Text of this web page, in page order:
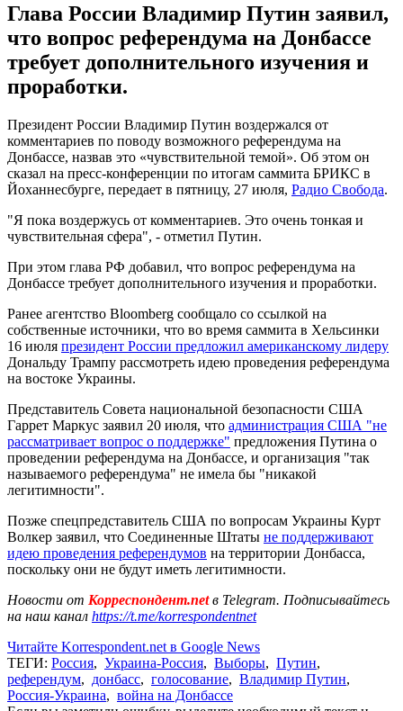
Глава России Владимир Путин заявил,
что вопрос референдума на Донбассе
требует дополнительного изучения и
проработки.
Президент России Владимир Путин воздержался от
комментариев по поводу возможного референдума на
Донбассе, назвав это «чувствительной темой». Об этом он
сказал на пресс-конференции по итогам саммита БРИКС в
Йоханнесбурге, передает в пятницу, 27 июля, Радио Свобода.
"Я пока воздержусь от комментариев. Это очень тонкая и
чувствительная сфера", - отметил Путин.
При этом глава РФ добавил, что вопрос референдума на
Донбассе требует дополнительного изучения и проработки.
Ранее агентство Bloomberg сообщало со ссылкой на
собственные источники, что во время саммита в Хельсинки
16 июля президент России предложил американскому лидеру
Дональду Трампу рассмотреть идею проведения референдума
на востоке Украины.
Представитель Совета национальной безопасности США
Гаррет Маркус заявил 20 июля, что администрация США "не
рассматривает вопрос о поддержке" предложения Путина о
проведении референдума на Донбассе, и организация "так
называемого референдума" не имела бы "никакой
легитимности".
Позже спецпредставитель США по вопросам Украины Курт
Волкер заявил, что Соединенные Штаты не поддерживают
идею проведения референдумов на территории Донбасса,
поскольку они не будут иметь легитимности.
Новости от Корреспондент.netв Telegram. Подписывайтесь
на наш канал https://t.me/korrespondentnet
Читайте Korrespondent.net в Google News
ТЕГИ: Россия, Украина-Россия, Выборы, Путин,
референдум, донбасс, голосование, Владимир Путин,
Россия-Украина, война на Донбассе